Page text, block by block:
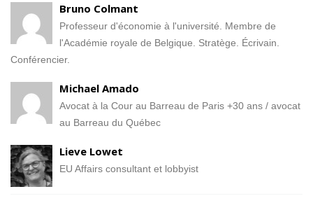
Bruno Colmant
Professeur d'économie à l'université. Membre de
l'Académie royale de Belgique. Stratège. Écrivain.
Conférencier.
Michael Amado
Avocat à la Cour au Barreau de Paris +30 ans / avocat
au Barreau du Québec
Lieve Lowet
EU Affairs consultant et lobbyist